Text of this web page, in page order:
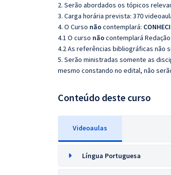
2. Serão abordados os tópicos
3. Carga horária prevista: 370
4. O Curso nãocontemplará:
4.1 O curso nãocontemplará
4.2 As referências bibliográficas não
5. Serão ministradas somente as
mesmo constando no edital, não
Conteúdo deste curso
Videoaulas
Língua Portuguesa